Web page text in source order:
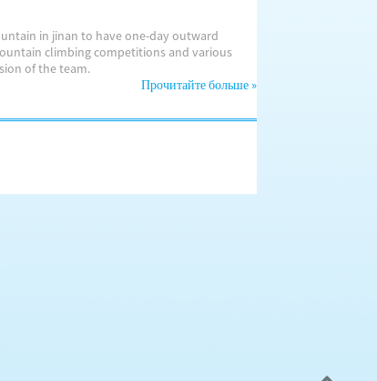
in jinan to have one-day outward
climbing competitions and various
of the team.
Прочитайте больше »